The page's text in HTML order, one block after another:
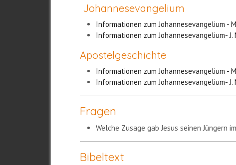
Johannesevangelium
Informationen zum Johannesevangelium -
Informationen zum Johannesevangelium- J.
Apostelgeschichte
Informationen zum Johannesevangelium -
Informationen zum Johannesevangelium- J.
Fragen
Welche Zusage gab Jesus seinen Jüngern
Bibeltext